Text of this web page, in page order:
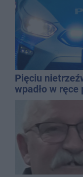
Pięciu
wpadło w